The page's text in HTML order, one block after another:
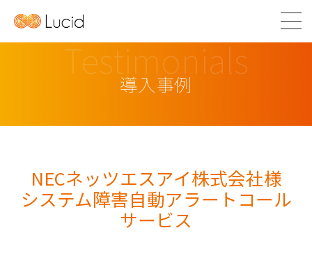
Testimonials
導入事例
NECネッツエスアイ株式会社様
システム障害自動アラートコール
サービス